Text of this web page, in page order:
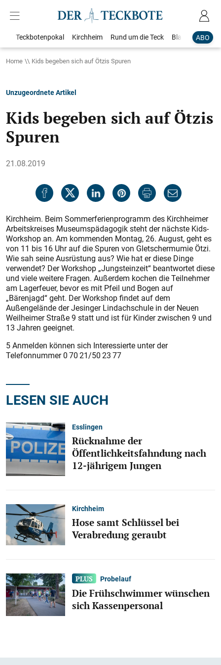
ABO
Teckbotenpokal Kirchheim Rund um die Teck Blaulicht
Home Kids begeben sich auf Ötzis Spuren
Unzugeordnete Artikel
Kids begeben sich auf Ötzis
Spuren
21.08.2019
Kirchheim. Beim Sommerferienprogramm des Kirchheimer
Arbeitskreises Museumspädagogik steht der nächste Kids-
Workshop an. Am kommenden Montag, 26. August, geht es
von 11 bis 16 Uhr auf die Spuren von Gletschermumie Ötzi.
Wie sah seine Ausrüstung aus? Wie hat er diese Dinge
verwendet? Der Workshop „Jungsteinzeit“ beantwortet diese
und viele weitere Fragen. Außerdem kochen die Teilnehmer
am Lagerfeuer, bevor es mit Pfeil und Bogen auf
„Bärenjagd“ geht. Der Workshop findet auf dem
Außengelände der Jesinger Lindachschule in der Neuen
Weilheimer Straße 9 statt und ist für Kinder zwischen 9 und
13 Jahren geeignet.
5 Anmelden können sich Interessierte unter der
Telefonnummer 0 70 21/50 23 77
LESEN SIE AUCH
Esslingen
Rücknahme der
Öffentlichkeitsfahndung nach
12-jährigem Jungen
Kirchheim
Hose samt Schlüssel bei
Verabredung geraubt
Probelauf
Die Frühschwimmer wünschen
sich Kassenpersonal